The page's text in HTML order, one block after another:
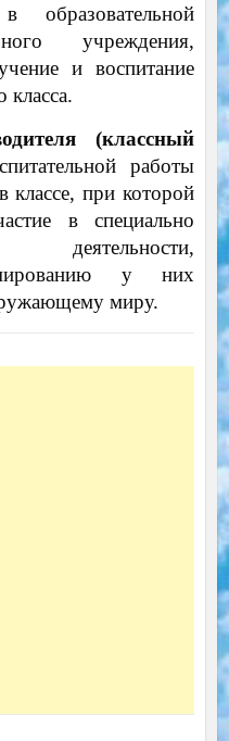
образовательной
учреждения,
и воспитание
класса.
(классный
работы
классе, при которой
в специально
у них
миру.